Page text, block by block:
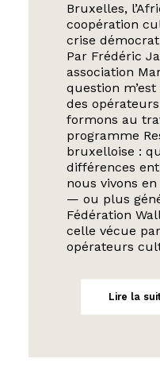
Bruxelles,
coopération
crise
Par Frédéric
association
question
des
formons au
programme
bruxelloise :
différences
nous vivons
— ou plus
Fédération
celle vécue
opérateurs
Lire la